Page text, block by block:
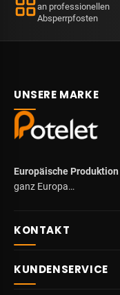
an professionellen
Absperrpfosten
UNSERE MARKE
Europäische Produktion
ganz Europa…
KONTAKT
KUNDENSERVICE